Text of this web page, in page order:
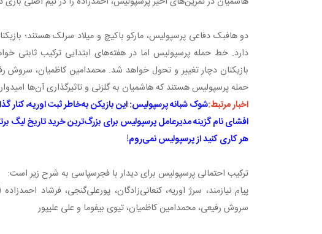
دو هافبک دفاعی پرسپولیس، مارکو باکیچ و میلاد سرلک هستند؛
دارد. خط حمله پرسپولیس اما در هفته‌های ابتدایی ترکیب ثابتی
بازیکنان دچار تغییر و تحول خواهد شد. محمدامین کاظمیان، سروش
حمله پرسپولیس هستند که هاشمیان به گلزنی و تاثیرگذاری آن‌ها
اخبار مرتبط:شوک شبانه پرسپولیس: این بازیکن به‌خاطر ثبت اوریه،
افشای نام گزینه مدیرعامل پرسپولیس برای بزرگ‌ترین خرید تاریخ لیگ
هر کاری کنید از پرسپولیس نمی‌روم!
ترکیب احتمالی پرسپولیس برای دیدار با فجرسپاسی به شرح زیر است:
پیام نیازمند، سرژ اوریه، کنعانی‌زادگان، پورعلی‌گنجی، فرشاد
سروش رفیعی، محمدامین کاظمیان، تیوی بیفوما و علی علیپور